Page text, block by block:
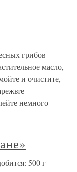
грибов
масло,
и очистите,
немного
500 г